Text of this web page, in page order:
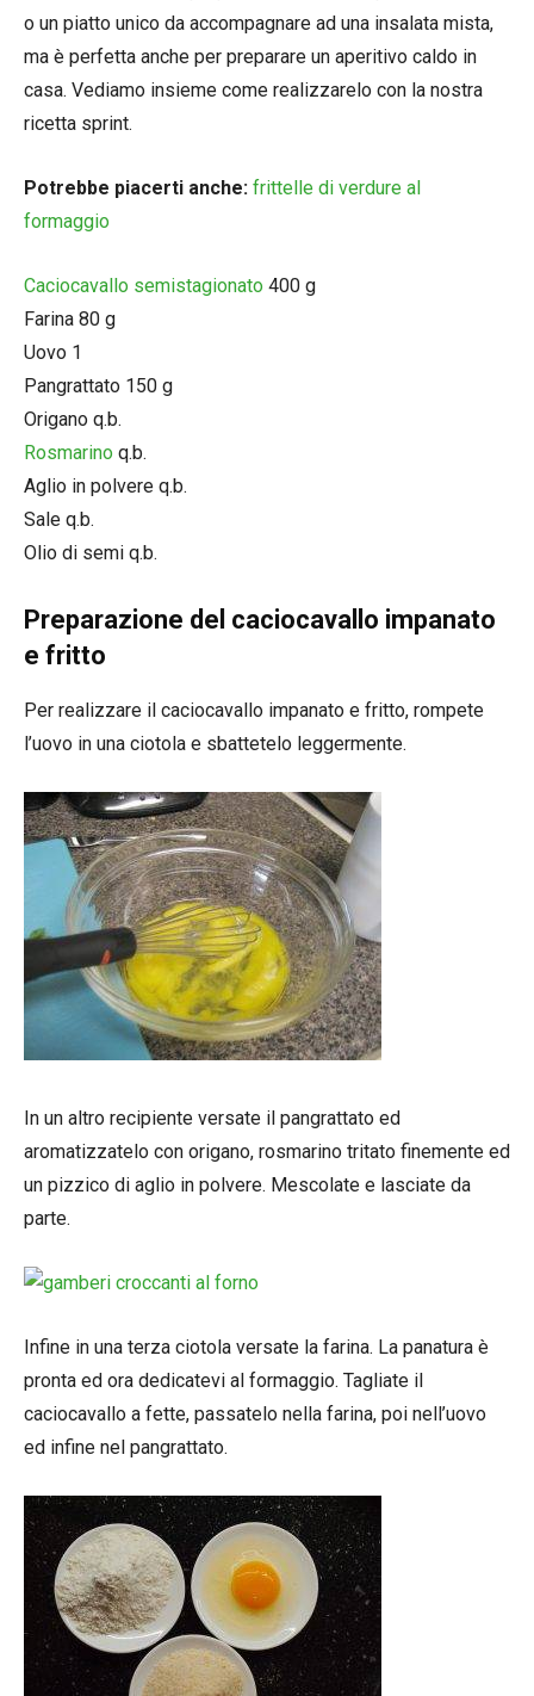
o un piatto unico da accompagnare ad una insalata mista,
ma è perfetta anche per preparare un aperitivo caldo in
casa. Vediamo insieme come realizzarelo con la nostra
ricetta sprint.
Potrebbe piacerti anche: frittelle di verdure al
formaggio
Caciocavallo semistagionato 400 g
Farina 80 g
Uovo 1
Pangrattato 150 g
Origano q.b.
Rosmarino q.b.
Aglio in polvere q.b.
Sale q.b.
Olio di semi q.b.
Preparazione del caciocavallo impanato
e fritto
Per realizzare il caciocavallo impanato e fritto, rompete
l’uovo in una ciotola e sbattetelo leggermente.
In un altro recipiente versate il pangrattato ed
aromatizzatelo con origano, rosmarino tritato finemente ed
un pizzico di aglio in polvere. Mescolate e lasciate da
parte.
Infine in una terza ciotola versate la farina. La panatura è
pronta ed ora dedicatevi al formaggio. Tagliate il
caciocavallo a fette, passatelo nella farina, poi nell’uovo
ed infine nel pangrattato.